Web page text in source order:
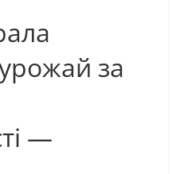
за
—